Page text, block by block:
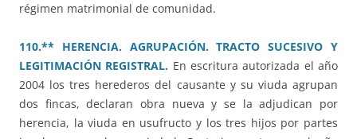
régimen matrimonial de comunidad.
110.** HERENCIA. AGRUPACIÓN. TRACTO SUCESIVO Y
LEGITIMACIÓN REGISTRAL. En escritura autorizada el año
2004 los tres herederos del causante y su viuda agrupan
dos fincas, declaran obra nueva y se la adjudican por
herencia, la viuda en usufructo y los tres hijos por partes